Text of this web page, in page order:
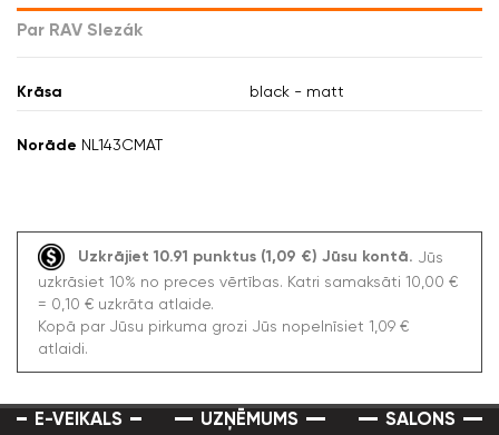
Par RAV Slezák
Krāsa black - matt
Norāde NL143CMAT
Uzkrājiet 10.91 punktus (1,09 €) Jūsu kontā. Jūs
uzkrāsiet 10% no preces vērtības. Katri samaksāti 10,00 €
= 0,10 € uzkrāta atlaide.
Kopā par Jūsu pirkuma grozi Jūs nopelnīsiet 1,09 €
atlaidi.
E-VEIKALS UZŅĒMUMS SALONS